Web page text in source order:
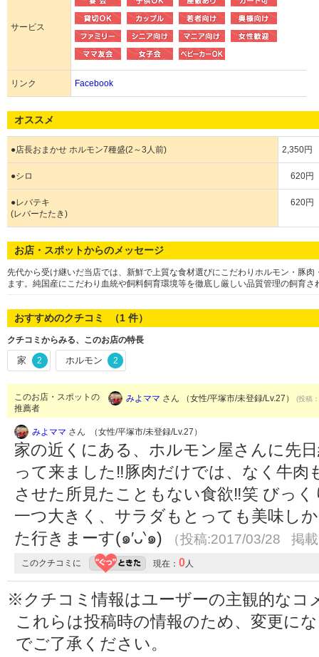
サービス
リンク Facebook
オススメ
●店長おまかせ ホルモン7種盛(2～3人前) 2,350円
●シロ 620円
●レバテキ
(レバーたたき)
620円
お店・スポットからのメッセージ
先代から受け継いだ当店では、新鮮で上質な食材選びにこだわりホルモン・豚
ます。純国産にこだわり血統や飼料飼育環境等を徹底し厳しい品質管理の飼育
おすすめのクチコミ （1 件）
クチコミからみる、このお店の特長
家 2 ホルモン 2
このお店・スポットの
推薦者
みよママ さん （女性/平塚市/未登録/Lv.27） (投稿
みよママ さん （女性/平塚市/未登録/Lv.27）
家の近くにある、ホルモン屋さんに先
って来ました‼︎豚肉だけでは、なく牛肉
させた所見たこともない食欲‼︎笑 びっ
一つ大きく、サラダもとっても美味し
た行きまーす(๑′ᴗ‵๑)
（投稿:2017/03/28 掲
このクチコミに 現在： 0 人
※クチコミ情報はユーザーの主観的なコ
これらは投稿時の情報のため、変更に
でご了承ください。